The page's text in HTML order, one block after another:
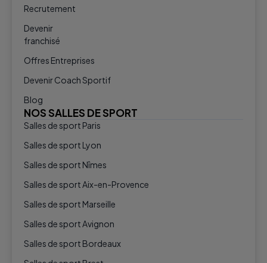
Recrutement
Devenir
franchisé
Offres Entreprises
Devenir Coach Sportif
Blog
NOS SALLES DE SPORT
Salles de sport Paris
Salles de sport Lyon
Salles de sport Nîmes
Salles de sport Aix-en-Provence
Salles de sport Marseille
Salles de sport Avignon
Salles de sport Bordeaux